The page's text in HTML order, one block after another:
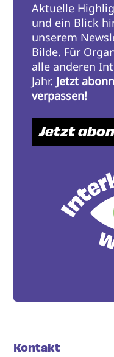
Aktuelle
und ein Blick
unserem
Bilde. Für
alle anderen
Jahr. Jetzt
verpassen!
Jetzt
Kontakt